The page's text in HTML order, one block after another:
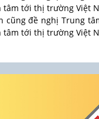
tới thị trường Việt
cũng đề nghị Trung
tới thị trường Việt